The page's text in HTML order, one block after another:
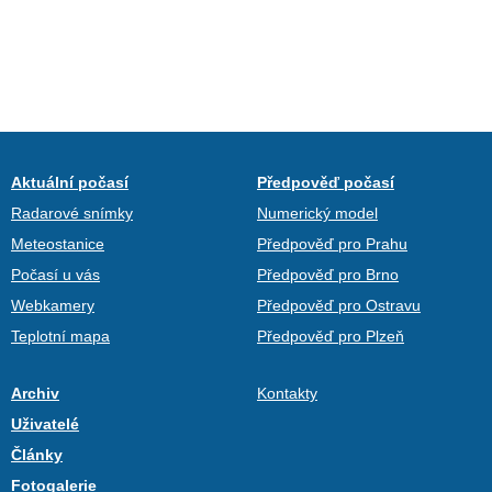
Aktuální počasí
Radarové snímky
Meteostanice
Počasí u vás
Webkamery
Teplotní mapa
Předpověď počasí
Numerický model
Předpověď pro Prahu
Předpověď pro Brno
Předpověď pro Ostravu
Předpověď pro Plzeň
Archiv
Uživatelé
Články
Fotogalerie
Kontakty